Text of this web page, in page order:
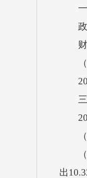
一般
政府
财政
（
三
（一
（1
出